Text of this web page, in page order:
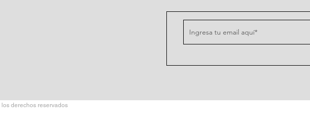
derechos reservados